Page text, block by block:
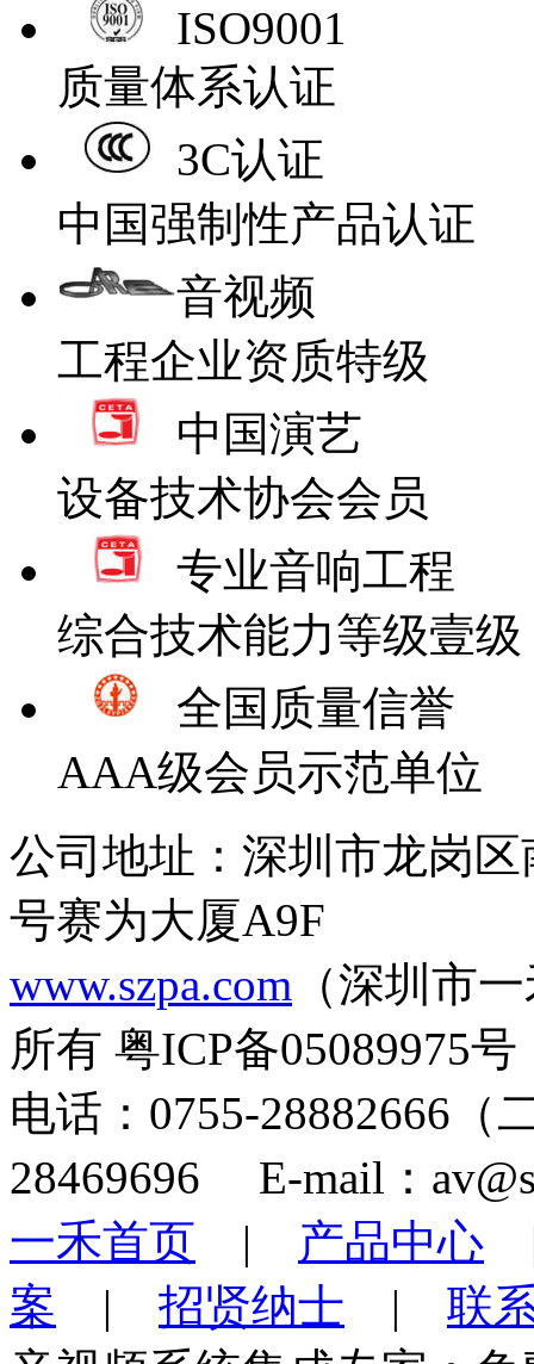
ISO9001
质量体系认证
3C认证
中国强制性产品认证
音视频
工程企业资质特级
中国演艺
设备技术协会会员
专业音响工程
综合技术能力等级壹级
全国质量信誉
AAA级会员示范单位
公司地址：深圳市龙岗
号赛为大厦A9F
www.szpa.com （深圳市
所有 粤ICP备05089975号
电话：0755-28882666
28469696 E-mail：
一禾首页 | 产品中心
案 | 招贤纳士 | 联